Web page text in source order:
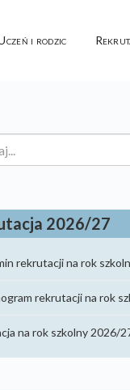
i rodzic
2026/27
rekrutacji na rok
rekrutacji na rok
na rok szkolny 2026/